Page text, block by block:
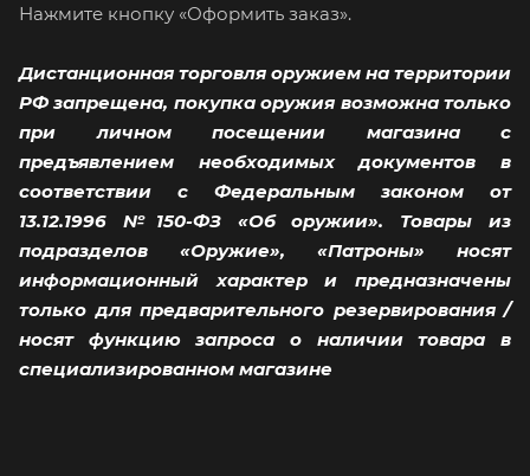
Нажмите кнопку «Оформить заказ».
Дистанционная торговля оружием на территории
РФ запрещена, покупка оружия возможна только
при личном посещении магазина с
предъявлением необходимых документов в
соответствии с Федеральным законом от
13.12.1996 №150-ФЗ «Об оружии». Товары из
подразделов «Оружие», «Патроны» носят
информационный характер и предназначены
только для предварительного резервирования /
носят функцию запроса о наличии товара в
специализированном магазине